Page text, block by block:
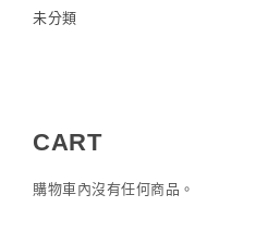
未分類
CART
購物車內沒有任何商品。